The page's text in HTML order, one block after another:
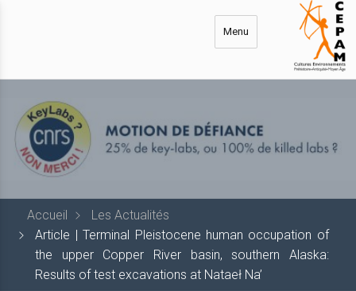
Menu
Accueil
Les Actualités
Article | Terminal Pleistocene human occupation of
the upper Copper River basin, southern Alaska:
Results of test excavations at Nataeł Na’